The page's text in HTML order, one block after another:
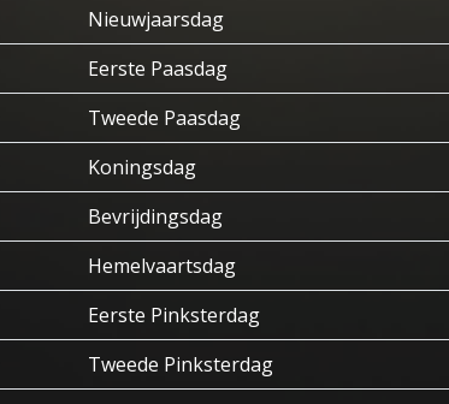
Nieuwjaarsdag
Eerste Paasdag
Tweede Paasdag
Koningsdag
Bevrijdingsdag
Hemelvaartsdag
Eerste Pinksterdag
Tweede Pinksterdag